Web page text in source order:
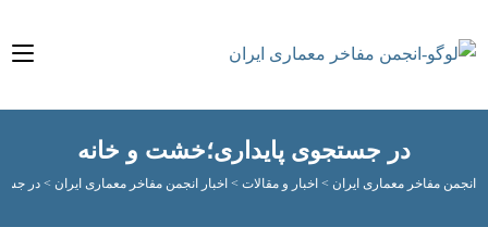
در جستجوی پایداری؛خشت و خانه
مفاخر معماری ایران > اخبار و مقالات>اخبار انجمن مفاخر معماری ایران > در جستجوی